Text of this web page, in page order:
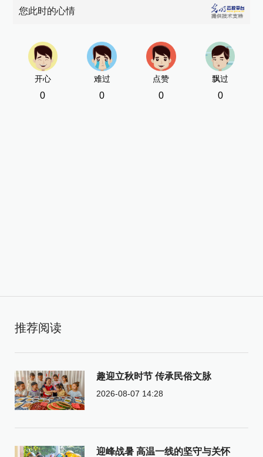
您此时的心情
开心
0
难过
0
点赞
0
飘过
0
推荐阅读
趣迎立秋时节 传承民俗文脉
2026-08-07 14:28
迎峰战暑 高温一线的坚守与关怀